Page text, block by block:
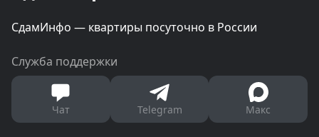
СдамИнфо — квартиры посуточно в России
Служба поддержки
Чат Telegram Макс